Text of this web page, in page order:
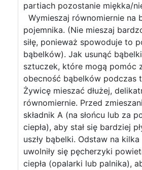
partiach pozostanie miękka/
Wymieszaj równomiernie na
pojemnika. (Nie mieszaj
siłę, ponieważ spowoduje to
bąbelków). Jak usunąć
sztuczek, które mogą pomóc
obecność bąbelków podczas
Żywicę mieszać dłużej,
równomiernie. Przed
składnik A (na słońcu lub za
ciepła), aby stał się bardziej
uszły bąbelki. Odstaw na
uwolniły się pęcherzyki
ciepła (opalarki lub palnika),